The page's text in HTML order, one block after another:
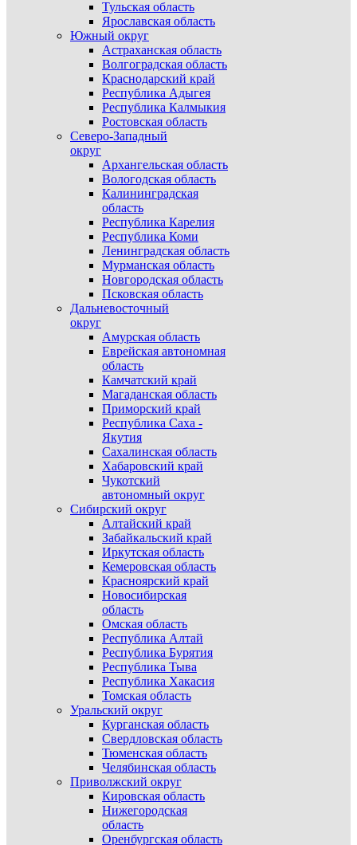
Тульская область
Ярославская область
Южный округ
Астраханская область
Волгоградская область
Краснодарский край
Республика Адыгея
Республика Калмыкия
Ростовская область
Северо-Западный
округ
Архангельская область
Вологодская область
Калининградская
область
Республика Карелия
Республика Коми
Ленинградская область
Мурманская область
Новгородская область
Псковская область
Дальневосточный
округ
Амурская область
Еврейская автономная
область
Камчатский край
Магаданская область
Приморский край
Республика Саха -
Якутия
Сахалинская область
Хабаровский край
Чукотский
автономный округ
Сибирский округ
Алтайский край
Забайкальский край
Иркутская область
Кемеровская область
Красноярский край
Новосибирская
область
Омская область
Республика Алтай
Республика Бурятия
Республика Тыва
Республика Хакасия
Томская область
Уральский округ
Курганская область
Свердловская область
Тюменская область
Челябинская область
Приволжский округ
Кировская область
Нижегородская
область
Оренбургская область